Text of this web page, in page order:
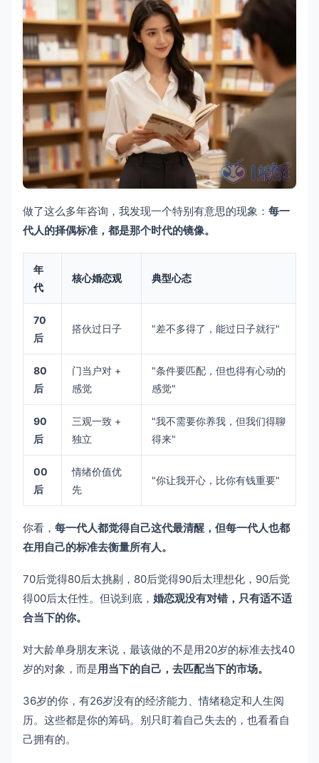
做了这么多年咨询，我发现一个特别有意思的现象： 每一
代人的择偶标准，都是那个时代的镜像。
年
代
核心婚恋观 典型心态
70
后
搭伙过日子 "差不多得了，能过日子就行"
80
后
门当户对 +
感觉
"条件要匹配，但也得有心动的
感觉"
90
后
三观一致 +
独立
"我不需要你养我，但我们得聊
得来"
00
后
情绪价值优
先
"你让我开心，比你有钱重要"
你看， 每一代人都觉得自己这代最清醒，但每一代人也都
在用自己的标准去衡量所有人。
70后觉得80后太挑剔，80后觉得90后太理想化，90后觉
得00后太任性。但说到底， 婚恋观没有对错，只有适不适
合当下的你。
对大龄单身朋友来说，最该做的不是用20岁的标准去找40
岁的对象，而是用当下的自己，去匹配当下的市场。
36岁的你，有26岁没有的经济能力、情绪稳定和人生阅
历。这些都是你的筹码。别只盯着自己失去的，也看看自
己拥有的。